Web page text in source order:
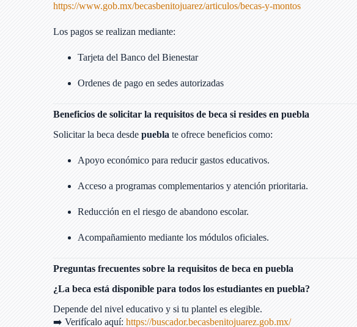
https://www.gob.mx/becasbenitojuarez/articulos/becas-y-montos
Los pagos se realizan mediante:
Tarjeta del Banco del Bienestar
Ordenes de pago en sedes autorizadas
Beneficios de solicitar la requisitos de beca si resides en puebla
Solicitar la beca desde puebla te ofrece beneficios como:
Apoyo económico para reducir gastos educativos.
Acceso a programas complementarios y atención prioritaria.
Reducción en el riesgo de abandono escolar.
Acompañamiento mediante los módulos oficiales.
Preguntas frecuentes sobre la requisitos de beca en puebla
¿La beca está disponible para todos los estudiantes en puebla?
Depende del nivel educativo y si tu plantel es elegible.
➡️ Verifícalo aquí: https://buscador.becasbenitojuarez.gob.mx/